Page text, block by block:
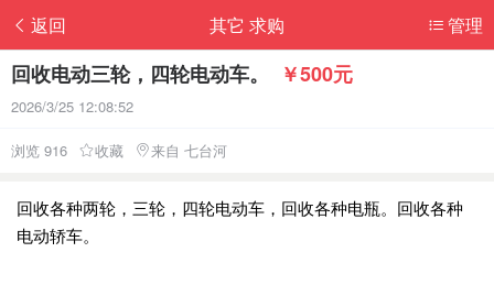
返回 管理
其它 求购
回收电动三轮，四轮电动车。 ￥500元
2026/3/25 12:08:52
浏览 916 收藏 来自 七台河
回收各种两轮，三轮，四轮电动车，回收各种电瓶。回收各种
电动轿车。